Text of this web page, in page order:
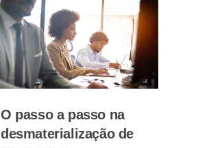
O passo a passo na
desmaterialização de